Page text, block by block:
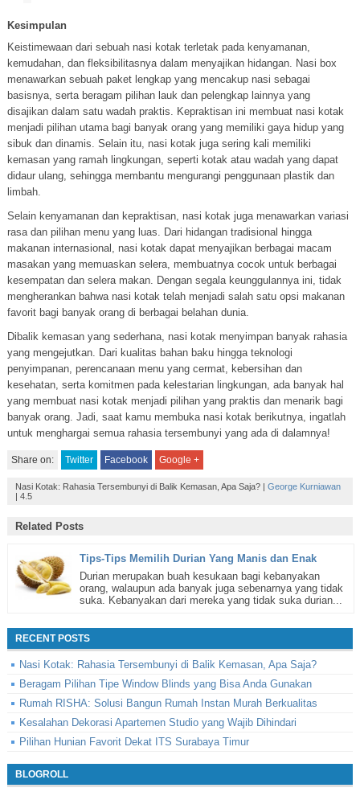
Kesimpulan
Keistimewaan dari sebuah nasi kotak terletak pada kenyamanan,
kemudahan, dan fleksibilitasnya dalam menyajikan hidangan. Nasi box
menawarkan sebuah paket lengkap yang mencakup nasi sebagai
basisnya, serta beragam pilihan lauk dan pelengkap lainnya yang
disajikan dalam satu wadah praktis. Kepraktisan ini membuat nasi kotak
menjadi pilihan utama bagi banyak orang yang memiliki gaya hidup yang
sibuk dan dinamis. Selain itu, nasi kotak juga sering kali memiliki
kemasan yang ramah lingkungan, seperti kotak atau wadah yang dapat
didaur ulang, sehingga membantu mengurangi penggunaan plastik dan
limbah.
Selain kenyamanan dan kepraktisan, nasi kotak juga menawarkan variasi
rasa dan pilihan menu yang luas. Dari hidangan tradisional hingga
makanan internasional, nasi kotak dapat menyajikan berbagai macam
masakan yang memuaskan selera, membuatnya cocok untuk berbagai
kesempatan dan selera makan. Dengan segala keunggulannya ini, tidak
mengherankan bahwa nasi kotak telah menjadi salah satu opsi makanan
favorit bagi banyak orang di berbagai belahan dunia.
Dibalik kemasan yang sederhana, nasi kotak menyimpan banyak rahasia
yang mengejutkan. Dari kualitas bahan baku hingga teknologi
penyimpanan, perencanaan menu yang cermat, kebersihan dan
kesehatan, serta komitmen pada kelestarian lingkungan, ada banyak hal
yang membuat nasi kotak menjadi pilihan yang praktis dan menarik bagi
banyak orang. Jadi, saat kamu membuka nasi kotak berikutnya, ingatlah
untuk menghargai semua rahasia tersembunyi yang ada di dalamnya!
Share on: Twitter Facebook Google +
Nasi Kotak: Rahasia Tersembunyi di Balik Kemasan, Apa Saja?| George Kurniawan
| 4.5
Related Posts
Tips-Tips Memilih Durian Yang Manis dan Enak
Durian merupakan buah kesukaan bagi kebanyakan
orang, walaupun ada banyak juga sebenarnya yang tidak
suka. Kebanyakan dari mereka yang tidak suka durian...
RECENT POSTS
Nasi Kotak: Rahasia Tersembunyi di Balik Kemasan, Apa Saja?
Beragam Pilihan Tipe Window Blinds yang Bisa Anda Gunakan
Rumah RISHA: Solusi Bangun Rumah Instan Murah Berkualitas
Kesalahan Dekorasi Apartemen Studio yang Wajib Dihindari
Pilihan Hunian Favorit Dekat ITS Surabaya Timur
BLOGROLL